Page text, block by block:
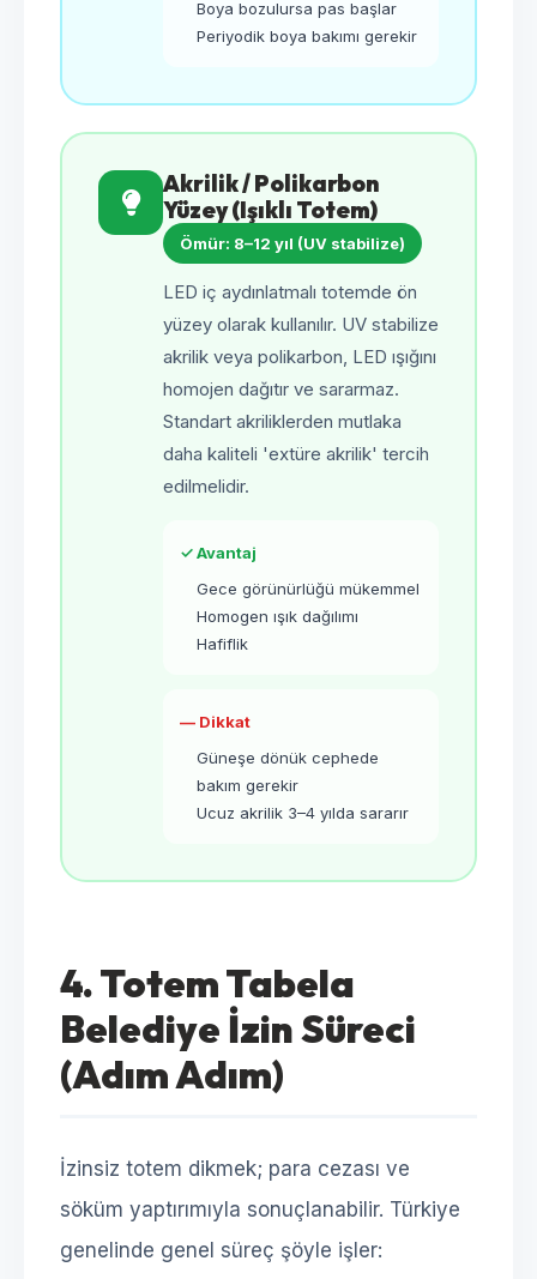
Boya bozulursa pas başlar
Periyodik boya bakımı gerekir
Akrilik / Polikarbon
Yüzey (Işıklı Totem)
Ömür: 8–12 yıl (UV stabilize)
LED iç aydınlatmalı totemde ön
yüzey olarak kullanılır. UV stabilize
akrilik veya polikarbon, LED ışığını
homojen dağıtır ve sararmaz.
Standart akriliklerden mutlaka
daha kaliteli 'extüre akrilik' tercih
edilmelidir.
✓ Avantaj
Gece görünürlüğü mükemmel
Homogen ışık dağılımı
Hafiflik
— Dikkat
Güneşe dönük cephede
bakım gerekir
Ucuz akrilik 3–4 yılda sararır
4. Totem Tabela
Belediye İzin Süreci
(Adım Adım)
İzinsiz totem dikmek; para cezası ve
söküm yaptırımıyla sonuçlanabilir. Türkiye
genelinde genel süreç şöyle işler: